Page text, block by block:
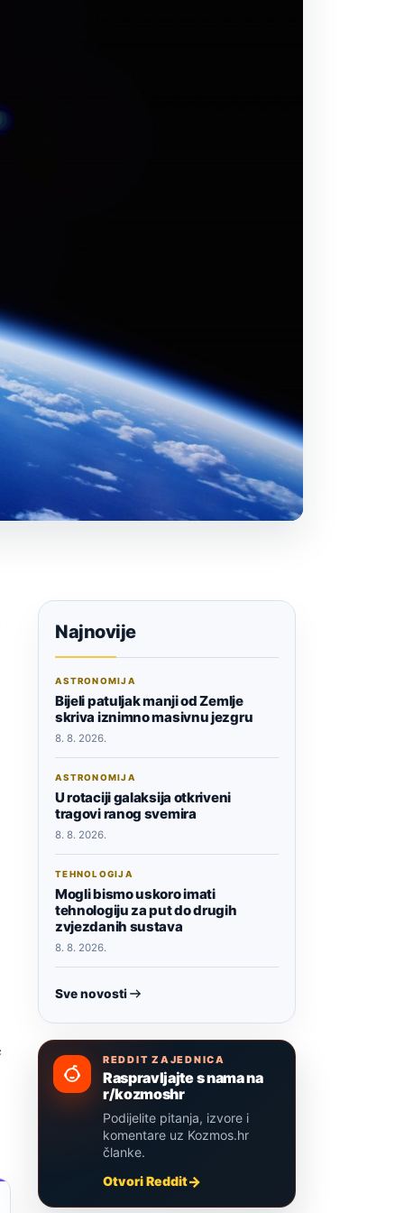
Najnovije
ASTRONOMIJA
Bijeli patuljak manji od Zemlje
skriva iznimno masivnu jezgru
8. 8. 2026.
ASTRONOMIJA
U rotaciji galaksija otkriveni
tragovi ranog svemira
8. 8. 2026.
TEHNOLOGIJA
Mogli bismo uskoro imati
tehnologiju za put do drugih
zvjezdanih sustava
8. 8. 2026.
Sve novosti
REDDIT ZAJEDNICA
Raspravljajte s nama na
r/kozmoshr
Podijelite pitanja, izvore i
komentare uz Kozmos.hr
članke.
Otvori Reddit